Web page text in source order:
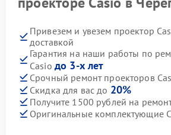
Привезем и увезем проектор
доставкой
Гарантия на наши работы по
Casio до 3-х лет
Срочный ремонт проекторов
Скидка для вас до 20%
Получите 1500 рублей на
Оригинальные комплектующие